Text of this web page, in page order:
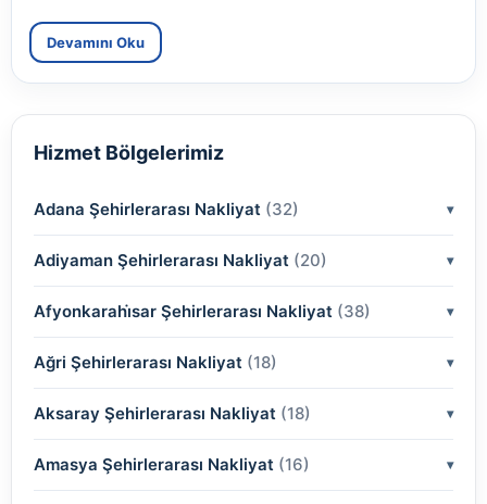
Devamını Oku
Hizmet Bölgelerimiz
Adana Şehirlerarası Nakliyat (32)
(2)
(2)
(2)
(2)
(2)
Adiyaman Şehirlerarası Nakliyat (20)
(2)
(2)
(2)
(2)
Afyonkarahi̇sar Şehirlerarası Nakliyat (38)
(2)
(2)
(2)
Ağri Şehirlerarası Nakliyat (18)
(2)
(2)
Aksaray Şehirlerarası Nakliyat (18)
(2)
Amasya Şehirlerarası Nakliyat (16)